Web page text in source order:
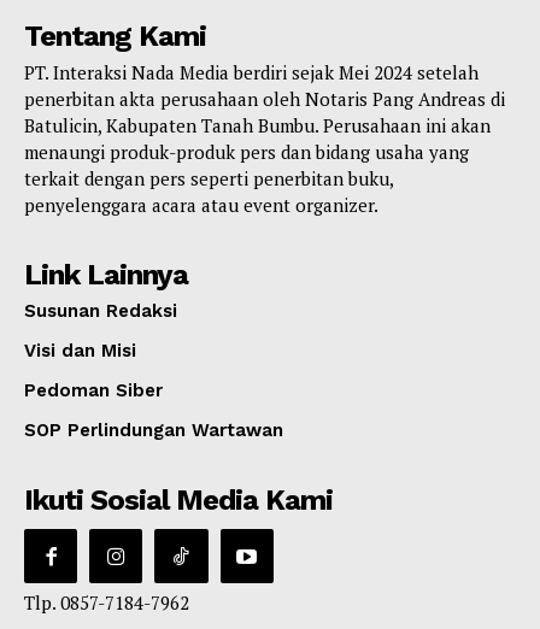
Tentang Kami
PT. Interaksi Nada Media berdiri sejak Mei 2024 setelah
penerbitan akta perusahaan oleh Notaris Pang Andreas di
Batulicin, Kabupaten Tanah Bumbu. Perusahaan ini akan
menaungi produk-produk pers dan bidang usaha yang
terkait dengan pers seperti penerbitan buku,
penyelenggara acara atau event organizer.
Link Lainnya
Susunan Redaksi
Visi dan Misi
Pedoman Siber
SOP Perlindungan Wartawan
Ikuti Sosial Media Kami
Tlp. 0857-7184-7962